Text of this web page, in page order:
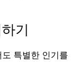
기
특별한 인기를